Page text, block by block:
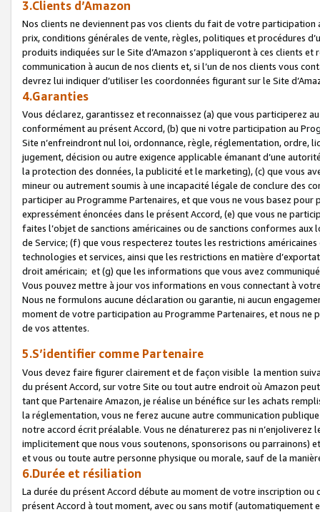
3.Clients d’Amazon
Nos clients ne deviennent pas vos clients du fait de votre
prix, conditions générales de vente, règles, politiques et procédures
produits indiquées sur le Site d’Amazon s’appliqueront à ces clients
communication à aucun de nos clients et, si l’un de nos clients vous
devrez lui indiquer d’utiliser les coordonnées figurant sur le Site
4.Garanties
Vous déclarez, garantissez et reconnaissez (a) que vous participerez
conformément au présent Accord, (b) que ni votre participation au
Site n’enfreindront nul loi, ordonnance, règle, réglementation, ordre,
jugement, décision ou autre exigence applicable émanant d’une
la protection des données, la publicité et le marketing), (c) que vous
mineur ou autrement soumis à une incapacité légale de conclure des
participer au Programme Partenaires, et que vous ne vous basez
expressément énoncées dans le présent Accord, (e) que vous ne
faites l’objet de sanctions américaines ou de sanctions conformes
de Service; (f) que vous respecterez toutes les restrictions
technologies et services, ainsi que les restrictions en matière
droit américain; et (g) que les informations que vous avez
Vous pouvez mettre à jour vos informations en vous connectant à
Nous ne formulons aucune déclaration ou garantie, ni aucun
moment de votre participation au Programme Partenaires, et nous
de vos attentes.
5.S’identifier comme Partenaire
Vous devez faire figurer clairement et de façon visible la mention
du présent Accord, sur votre Site ou tout autre endroit où Amazon
tant que Partenaire Amazon, je réalise un bénéfice sur les achats
la réglementation, vous ne ferez aucune autre communication
notre accord écrit préalable. Vous ne dénaturerez pas ni
implicitement que nous vous soutenons, sponsorisons ou parrainons)
et vous ou toute autre personne physique ou morale, sauf de la
6.Durée et résiliation
La durée du présent Accord débute au moment de votre inscription
présent Accord à tout moment, avec ou sans motif (automatiquement